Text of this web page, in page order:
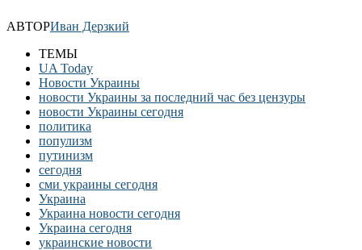
АВТОРИван Дерзкий
ТЕМЫ
UA Today
Новости Украины
новости Украины за последний час без цензуры
новости Украины сегодня
политика
популизм
путинизм
сегодня
сми украины сегодня
Украина
Украина новости сегодня
Украина сегодня
украинские новости